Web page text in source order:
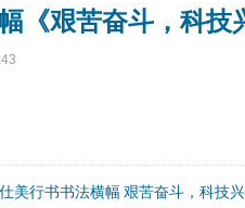
《艰苦奋斗，科技